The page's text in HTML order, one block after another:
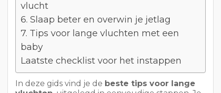
vlucht
6. Slaap beter en overwin je jetlag
7. Tips voor lange vluchten met een
baby
Laatste checklist voor het instappen
In deze gids vind je de beste tips voor lange